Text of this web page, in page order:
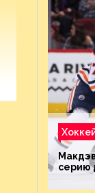
серию